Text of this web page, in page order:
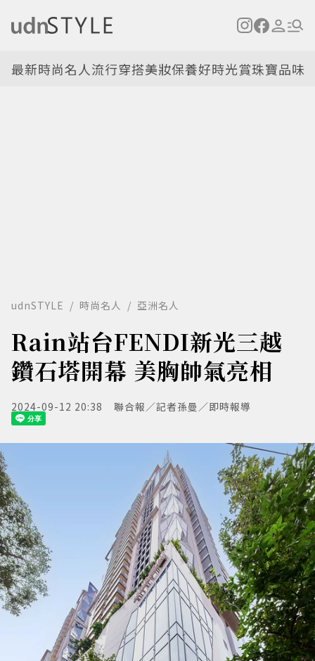
最新時尚名人流行穿搭美妝保養好時光賞珠寶品味
udnSTYLE 時尚名人 亞洲名人
Rain站台FENDI新光三越
鑽石塔開幕 美胸帥氣亮相
2024-09-12 20:38 聯合報／記者孫曼／即時報導